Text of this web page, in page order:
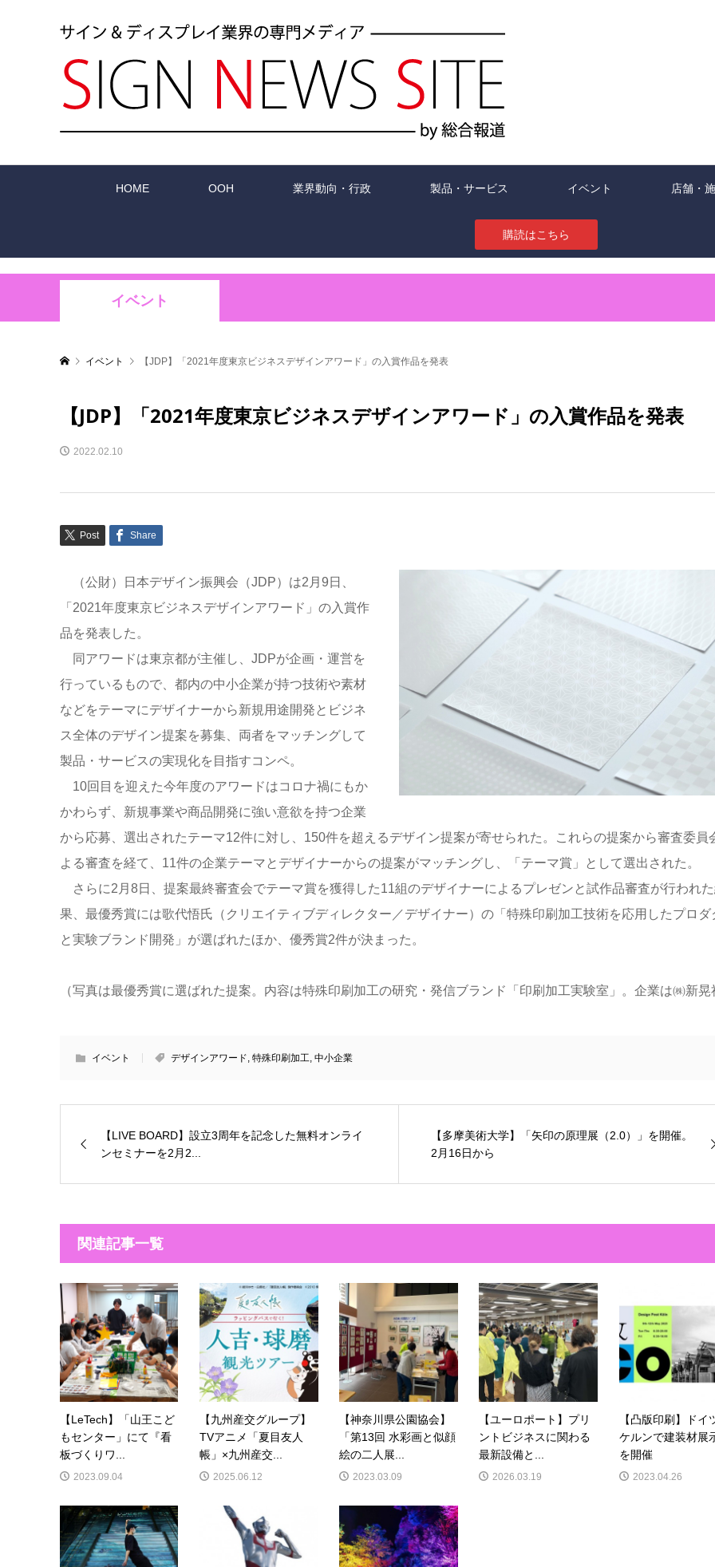
HOME OOH 業界動向・行政 製品・サービス イベント 店舗・
購読はこちら
イベント
イベント 【JDP】「2021年度東京ビジネスデザインアワード」の入賞作品を発表
【JDP】「2021年度東京ビジネスデザインアワード」の入賞作品を発表
2022.02.10
Post Share
（公財）日本デザイン振興会（JDP）は2月9日、
「2021年度東京ビジネスデザインアワード」の入賞作
品を発表した。
同アワードは東京都が主催し、JDPが企画・運営を
行っているもので、都内の中小企業が持つ技術や素材
などをテーマにデザイナーから新規用途開発とビジネ
ス全体のデザイン提案を募集、両者をマッチングして
製品・サービスの実現化を目指すコンペ。
10回目を迎えた今年度のアワードはコロナ禍にもか
かわらず、新規事業や商品開発に強い意欲を持つ企業
から応募、選出されたテーマ12件に対し、150件を超えるデザイン提案が寄せられた。これらの提案から審査委員
よる審査を経て、11件の企業テーマとデザイナーからの提案がマッチングし、「テーマ賞」として選出された。
さらに2月8日、提案最終審査会でテーマ賞を獲得した11組のデザイナーによるプレゼンと試作品審査が行われ
果、最優秀賞には歌代悟氏（クリエイティブディレクター／デザイナー）の「特殊印刷加工技術を応用したプロダ
と実験ブランド開発」が選ばれたほか、優秀賞2件が決まった。
（写真は最優秀賞に選ばれた提案。内容は特殊印刷加工の研究・発信ブランド「印刷加工実験室」。企業は㈱新晃
イベント デザインアワード, 特殊印刷加工, 中小企業
【LIVE BOARD】設立3周年を記念した無料オンライ
ンセミナーを2月2...
【多摩美術大学】「矢印の原理展（2.0）」を開催。
2月16日から
関連記事一覧
【LeTech】「山王こど
もセンター」にて『看
板づくりワ...
2023.09.04
【九州産交グループ】
TVアニメ「夏目友人
帳」×九州産交...
2025.06.12
【神奈川県公園協会】
「第13回 水彩画と似顔
絵の二人展...
2023.03.09
【ユーロポート】プリ
ントビジネスに関わる
最新設備と...
2026.03.19
【凸版印刷】ドイ
ケルンで建装材展
を開催
2023.04.26